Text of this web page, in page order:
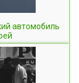
автомобиль